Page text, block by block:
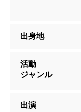
出身地
活動
ジャンル
出演